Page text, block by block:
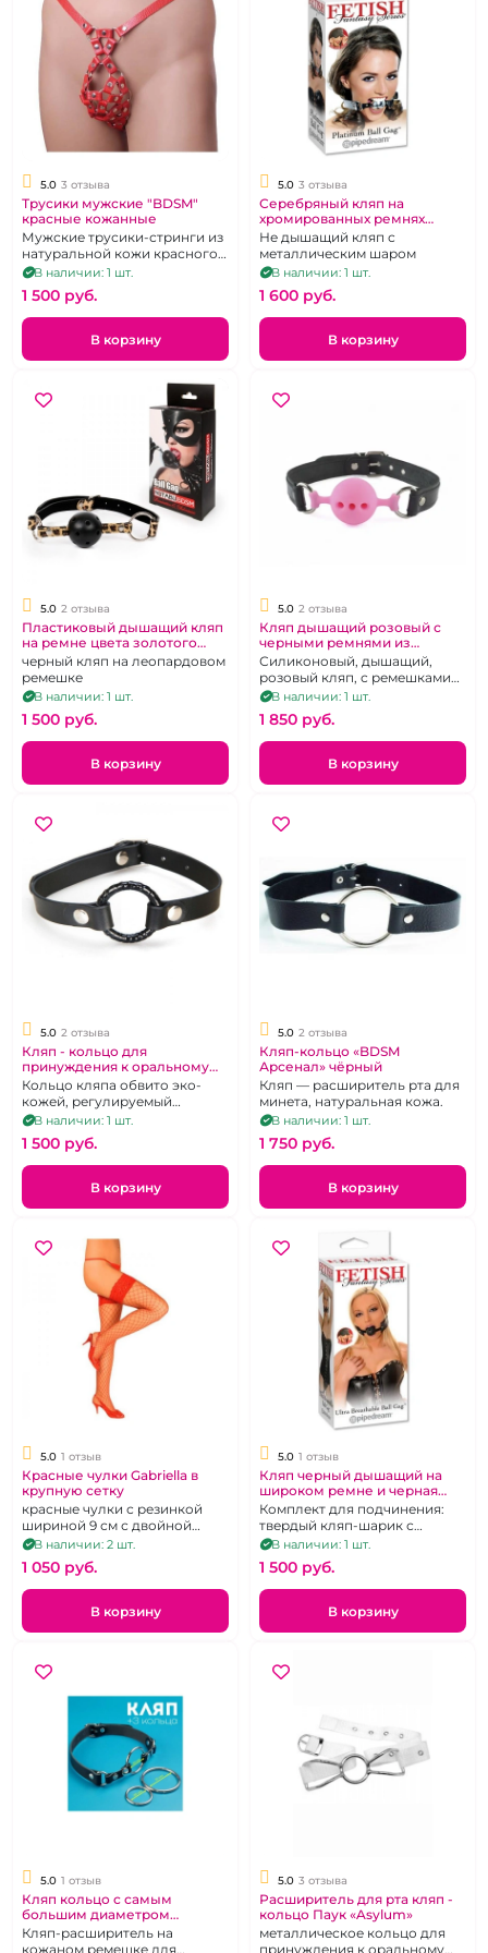
5.0 3 отзыва
Трусики мужские "BDSM"
красные кожанные
Мужские трусики-стринги из
натуральной кожи красного
цвета
В наличии: 1 шт.
1 500 pуб.
В корзину
5.0 3 отзыва
Серебряный кляп на
хромированных ремнях
"Fetish" Platinum Ball Gag
Не дышащий кляп с
металлическим шаром
В наличии: 1 шт.
1 600 pуб.
В корзину
5.0 2 отзыва
Пластиковый дышащий кляп
на ремне цвета золотого
леопарда "Notabu"
черный кляп на леопардовом
ремешке
В наличии: 1 шт.
1 500 pуб.
В корзину
5.0 2 отзыва
Кляп дышащий розовый с
черными ремнями из
силикона размер S
Силиконовый, дышащий,
розовый кляп, с ремешками
из натуральной кожи черного
цвета.
В наличии: 1 шт.
1 850 pуб.
В корзину
5.0 2 отзыва
Кляп - кольцо для
принуждения к оральному
сексу
Кольцо кляпа обвито эко-
кожей, регулируемый
ремешок из эко-кожи.
В наличии: 1 шт.
1 500 pуб.
В корзину
5.0 2 отзыва
Кляп-кольцо «BDSM
Арсенал» чёрный
Кляп — расширитель рта для
минета, натуральная кожа.
В наличии: 1 шт.
1 750 pуб.
В корзину
5.0 1 отзыв
Красные чулки Gabriella в
крупную сетку
красные чулки с резинкой
шириной 9 см с двойной
силиконовой полосой р.1/2
В наличии: 2 шт.
1 050 pуб.
В корзину
5.0 1 отзыв
Кляп черный дышащий на
широком ремне и черная
глухая маска "Fetish"
Комплект для подчинения:
твердый кляп-шарик с
ремешком на липучке и
глухая маска на глаза
В наличии: 1 шт.
1 500 pуб.
В корзину
5.0 1 отзыв
Кляп кольцо с самым
большим диаметром
"ИнтимХаус" с 3 сменными
кольцами
Кляп-расширитель на
кожаном ремешке для
5.0 3 отзыва
Расширитель для рта кляп -
кольцо Паук «Asylum»
металлическое кольцо для
принуждения к оральному